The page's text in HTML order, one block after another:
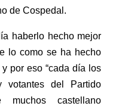
de Cospedal.
haberlo hecho mejor
lo como se ha hecho
por eso “cada día los
votantes del Partido
castellano